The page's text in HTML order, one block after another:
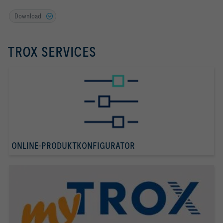
Download
TROX SERVICES
ONLINE-PRODUKTKONFIGURATOR